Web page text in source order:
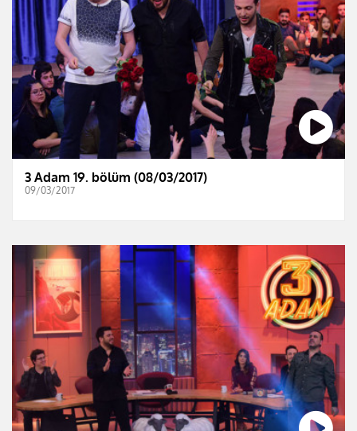
3 Adam 19. bölüm (08/03/2017)
09/03/2017